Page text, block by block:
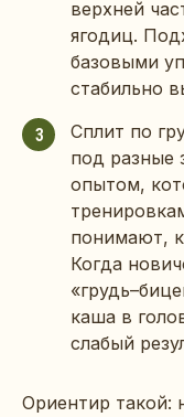
верхней
ягодиц.
базовыми
стабильно
3
Сплит по
под разные
опытом,
понимают,
Когда
каша в
слабый
Ориентир такой: